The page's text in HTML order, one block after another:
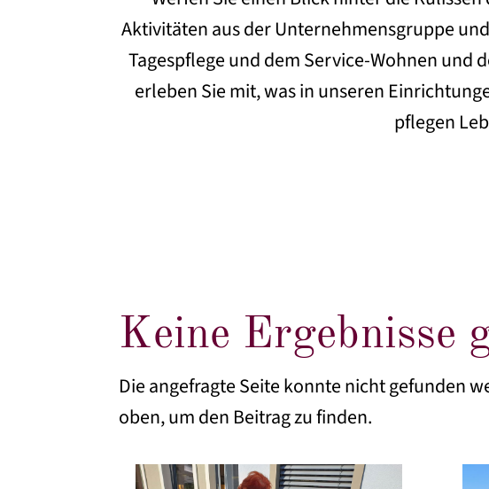
Aktivitäten aus der Unternehmensgruppe
Tagespflege und dem Service-Wohnen und
erleben Sie mit, was in unseren
pflegen
Keine Ergebnisse
Die angefragte Seite konnte nicht gefunden
oben, um den Beitrag zu finden.